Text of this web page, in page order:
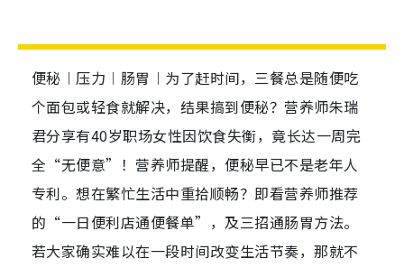
便秘︱压力︱肠胃︱为了赶时间，三餐总是随便吃
个面包或轻食就解决，结果搞到便秘？营养师朱瑞
君分享有40岁职场女性因饮食失衡，竟长达一周完
全“无便意”！营养师提醒，便秘早已不是老年人
专利。想在繁忙生活中重拾顺畅？即看营养师推荐
的“一日便利店通便餐单”，及三招通肠胃方法。
若大家确实难以在一段时间改变生活节奏，那就不